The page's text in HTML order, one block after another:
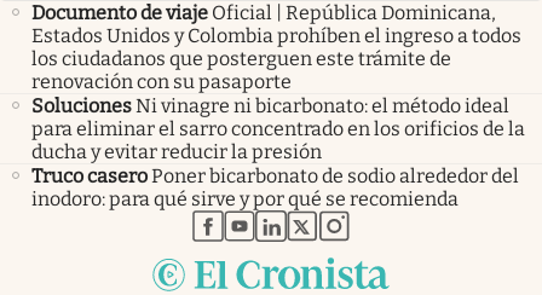
Documento de viaje Oficial | República Dominicana,
Estados Unidos y Colombia prohíben el ingreso a todos
los ciudadanos que posterguen este trámite de
renovación con su pasaporte
SolucionesNi vinagre ni bicarbonato: el método ideal
para eliminar el sarro concentrado en los orificios de la
ducha y evitar reducir la presión
Truco caseroPoner bicarbonato de sodio alrededor del
inodoro: para qué sirve y por qué se recomienda
abre en nueva pestaña
abre en nueva pestaña
abre en nueva pestaña
abre en nueva pestaña
abre en nueva pestaña